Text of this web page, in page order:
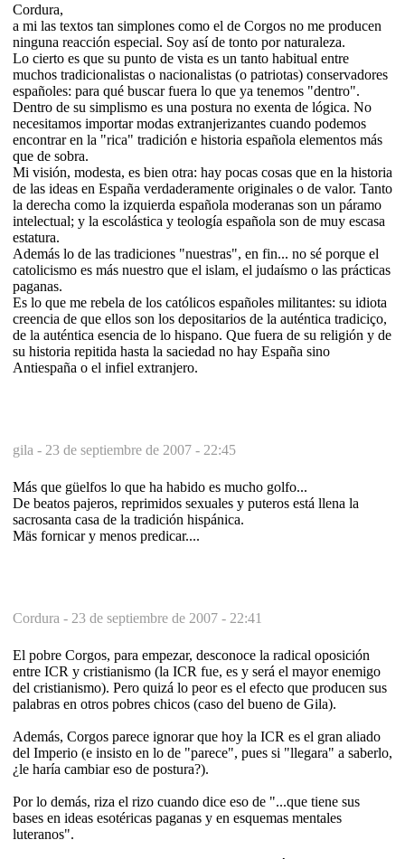
Cordura,
a mi las textos tan simplones como el de Corgos no me producen
ninguna reacción especial. Soy así de tonto por naturaleza.
Lo cierto es que su punto de vista es un tanto habitual entre
muchos tradicionalistas o nacionalistas (o patriotas) conservadores
españoles: para qué buscar fuera lo que ya tenemos "dentro".
Dentro de su simplismo es una postura no exenta de lógica. No
necesitamos importar modas extranjerizantes cuando podemos
encontrar en la "rica" tradición e historia española elementos más
que de sobra.
Mi visión, modesta, es bien otra: hay pocas cosas que en la historia
de las ideas en España verdaderamente originales o de valor. Tanto
la derecha como la izquierda española moderanas son un páramo
intelectual; y la escolástica y teología española son de muy escasa
estatura.
Además lo de las tradiciones "nuestras", en fin... no sé porque el
catolicismo es más nuestro que el islam, el judaísmo o las prácticas
paganas.
Es lo que me rebela de los católicos españoles militantes: su idiota
creencia de que ellos son los depositarios de la auténtica tradiciço,
de la auténtica esencia de lo hispano. Que fuera de su religión y de
su historia repitida hasta la saciedad no hay España sino
Antiespaña o el infiel extranjero.
gila - 23 de septiembre de 2007 - 22:45
Más que güelfos lo que ha habido es mucho golfo...
De beatos pajeros, reprimidos sexuales y puteros está llena la
sacrosanta casa de la tradición hispánica.
Mäs fornicar y menos predicar....
Cordura - 23 de septiembre de 2007 - 22:41
El pobre Corgos, para empezar, desconoce la radical oposición
entre ICR y cristianismo (la ICR fue, es y será el mayor enemigo
del cristianismo). Pero quizá lo peor es el efecto que producen sus
palabras en otros pobres chicos (caso del bueno de Gila).
Además, Corgos parece ignorar que hoy la ICR es el gran aliado
del Imperio (e insisto en lo de "parece", pues si "llegara" a saberlo,
¿le haría cambiar eso de postura?).
Por lo demás, riza el rizo cuando dice eso de "...que tiene sus
bases en ideas esotéricas paganas y en esquemas mentales
luteranos".